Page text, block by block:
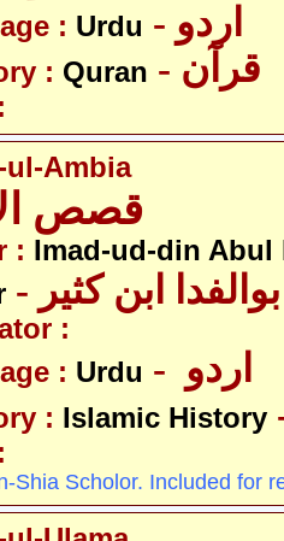
: Urdu - اردو
: Quran - قرآن
ul-Ambia
: Imad-ud-din Abul
ابن کثیر
:
: Urdu
: Islamic History
Shia Scholor. Included for